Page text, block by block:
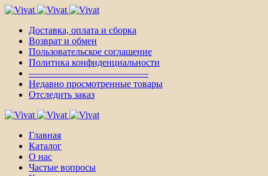
Доставка, оплата и сборка
Возврат и обмен
Пользовательское соглашение
Политика конфиденциальности
————————————–
Недавно просмотренные товары
Отследить заказ
Главная
Каталог
О нас
Частые вопросы